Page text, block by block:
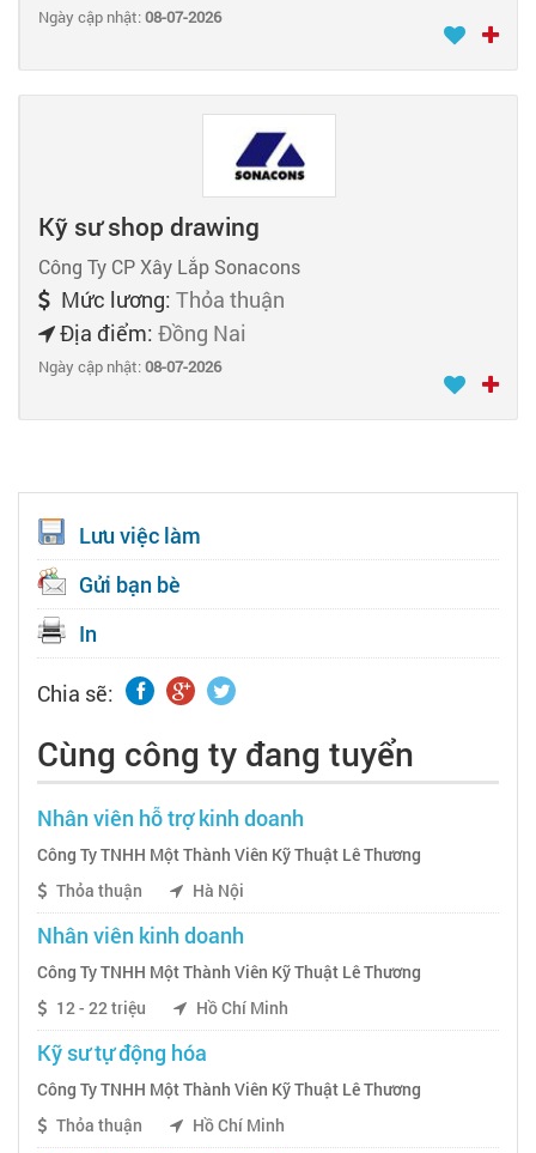
Ngày cập nhật:08-07-2026
Kỹ sư shop drawing
Công Ty CP Xây Lắp Sonacons
Mức lương: Thỏa thuận
Địa điểm: Đồng Nai
Ngày cập nhật:08-07-2026
Lưu việc làm
Gửi bạn bè
In
Chia sẽ:
Cùng công ty đang tuyển
Nhân viên hỗ trợ kinh doanh
Công Ty TNHH Một Thành Viên Kỹ Thuật Lê Thương
Thỏa thuận
Hà Nội
Nhân viên kinh doanh
Công Ty TNHH Một Thành Viên Kỹ Thuật Lê Thương
12 - 22 triệu
Hồ Chí Minh
Kỹ sư tự động hóa
Công Ty TNHH Một Thành Viên Kỹ Thuật Lê Thương
Thỏa thuận
Hồ Chí Minh